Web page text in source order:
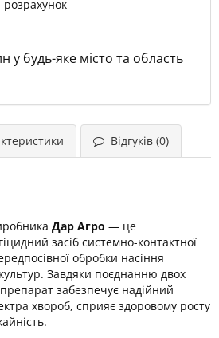
розрахунок
у будь-яке місто та область
Відгуків (0)
Дар Агро — це
засіб системно-контактної
обробки насіння
Завдяки поєднанню двох
забезпечує надійний
хвороб, сприяє здоровому росту